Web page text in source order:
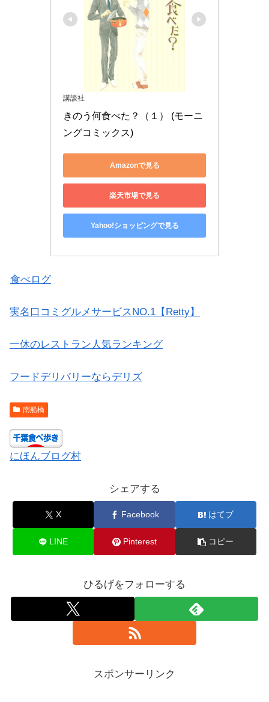
講談社
きのう何食べた？（１） (モーニ
ングコミックス)
Amazonで見る
楽天市場で見る
Yahoo!ショッピングで見る
食べログ
実名口コミグルメサービスNO.1【Retty】
一休のレストラン人気ランキング
フードデリバリーならデリズ
南船橋
にほんブログ村
シェアする
X Facebook はてブ
LINE Pinterest コピー
ひるげをフォローする
スポンサーリンク